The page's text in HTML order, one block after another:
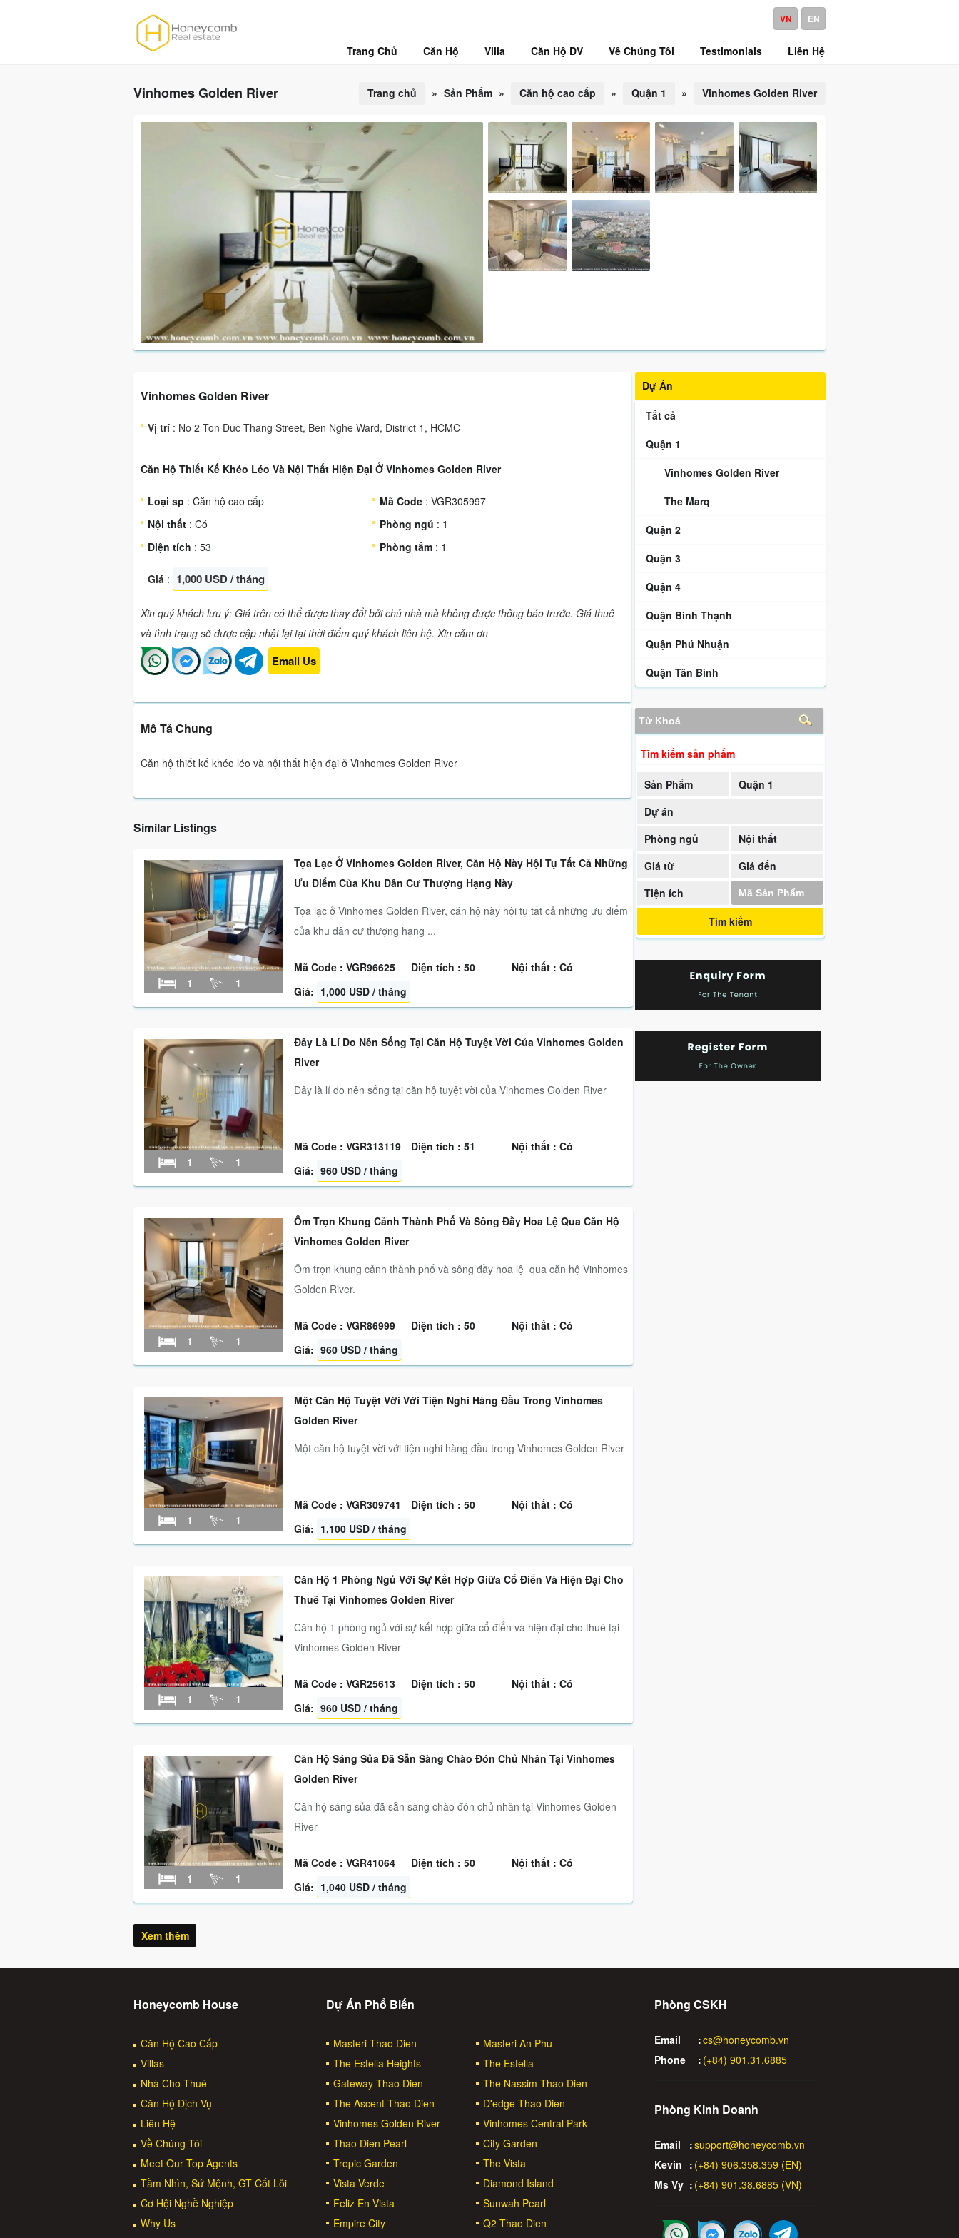
VN EN
Trang Chủ Căn Hộ Villa Căn Hộ DV Về Chúng Tôi Testimonials Liên Hệ
Vinhomes Golden River Trang chủ » Sản Phẩm » Căn hộ cao cấp » Quận 1 » Vinhomes Golden River
Vinhomes Golden River
Vị trí : No 2 Ton Duc Thang Street, Ben Nghe Ward, District 1, HCMC
Căn Hộ Thiết Kế Khéo Léo Và Nội Thất Hiện Đại Ở Vinhomes Golden River
Loại sp : Căn hộ cao cấp Mã Code : VGR305997
Nội thất : Có Phòng ngủ : 1
Diện tích : 53 Phòng tắm : 1
Giá : 1,000 USD / tháng
Xin quý khách lưu ý: Giá trên có thể được thay đổi bởi chủ nhà mà không được thông báo trước. Giá thuê
và tình trạng sẽ được cập nhật lại tại thời điểm quý khách liên hệ. Xin cảm ơn
Email Us
Mô Tả Chung
Căn hộ thiết kế khéo léo và nội thất hiện đại ở Vinhomes Golden River
Similar Listings
1 1
Tọa Lạc Ở Vinhomes Golden River, Căn Hộ Này Hội Tụ Tất Cả Những
Ưu Điểm Của Khu Dân Cư Thượng Hạng Này
Tọa lạc ở Vinhomes Golden River, căn hộ này hội tụ tất cả những ưu điểm
của khu dân cư thượng hạng ...
Mã Code : VGR96625 Diện tích : 50
Nội thất : Có
Giá: 1,000 USD / tháng
1 1
Đây Là Lí Do Nên Sống Tại Căn Hộ Tuyệt Vời Của Vinhomes Golden
River
Đây là lí do nên sống tại căn hộ tuyệt vời của Vinhomes Golden River
Mã Code : VGR313119 Diện tích : 51
Nội thất : Có
Giá: 960 USD / tháng
1 1
Ôm Trọn Khung Cảnh Thành Phố Và Sông Đầy Hoa Lệ Qua Căn Hộ
Vinhomes Golden River
Ôm trọn khung cảnh thành phố và sông đầy hoa lệ qua căn hộ Vinhomes
Golden River.
Mã Code : VGR86999 Diện tích : 50
Nội thất : Có
Giá: 960 USD / tháng
1 1
Một Căn Hộ Tuyệt Vời Với Tiện Nghi Hàng Đầu Trong Vinhomes
Golden River
Một căn hộ tuyệt vời với tiện nghi hàng đầu trong Vinhomes Golden River
Mã Code : VGR309741 Diện tích : 50
Nội thất : Có
Giá: 1,100 USD / tháng
1 1
Căn Hộ 1 Phòng Ngủ Với Sự Kết Hợp Giữa Cổ Điển Và Hiện Đại Cho
Thuê Tại Vinhomes Golden River
Căn hộ 1 phòng ngủ với sự kết hợp giữa cổ điển và hiện đại cho thuê tại
Vinhomes Golden River
Mã Code : VGR25613 Diện tích : 50
Nội thất : Có
Giá: 960 USD / tháng
1 1
Căn Hộ Sáng Sủa Đã Sẵn Sàng Chào Đón Chủ Nhân Tại Vinhomes
Golden River
Căn hộ sáng sủa đã sẵn sàng chào đón chủ nhân tại Vinhomes Golden
River
Mã Code : VGR41064 Diện tích : 50
Nội thất : Có
Giá: 1,040 USD / tháng
Xem thêm
Dự Án
Tất cả
Quận 1
Vinhomes Golden River
The Marq
Quận 2
Quận 3
Quận 4
Quận Bình Thạnh
Quận Phú Nhuận
Quận Tân Bình
Tìm kiếm sản phẩm
Sản Phẩm
Quận 1
Dự án
Phòng ngủ
Nội thất
Giá từ
Giá đến
Tiện ích
Honeycomb House
Căn Hộ Cao Cấp
Villas
Nhà Cho Thuê
Căn Hộ Dịch Vụ
Liên Hệ
Về Chúng Tôi
Meet Our Top Agents
Tầm Nhìn, Sứ Mệnh, GT Cốt Lỗi
Cơ Hội Nghề Nghiệp
Why Us
Dự Án Phổ Biến
Masteri Thao Dien
Masteri An Phu
The Estella Heights
The Estella
Gateway Thao Dien
The Nassim Thao Dien
The Ascent Thao Dien
D'edge Thao Dien
Vinhomes Golden River
Vinhomes Central Park
Thao Dien Pearl
City Garden
Tropic Garden
The Vista
Vista Verde
Diamond Island
Feliz En Vista
Sunwah Pearl
Empire City
Q2 Thao Dien
Phòng CSKH
Email :cs@honeycomb.vn
Phone
: (+84) 901.31.6885
Phòng Kinh Doanh
Email :support@honeycomb.vn
Kevin : (+84) 906.358.359 (EN)
Ms Vy : (+84) 901.38.6885 (VN)